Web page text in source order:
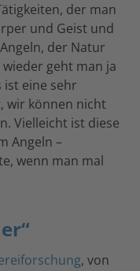
der man
und Geist und
der Natur
geht man ja
ist eine sehr
wir können nicht
Vielleicht ist diese
Angeln –
wenn man mal
, von